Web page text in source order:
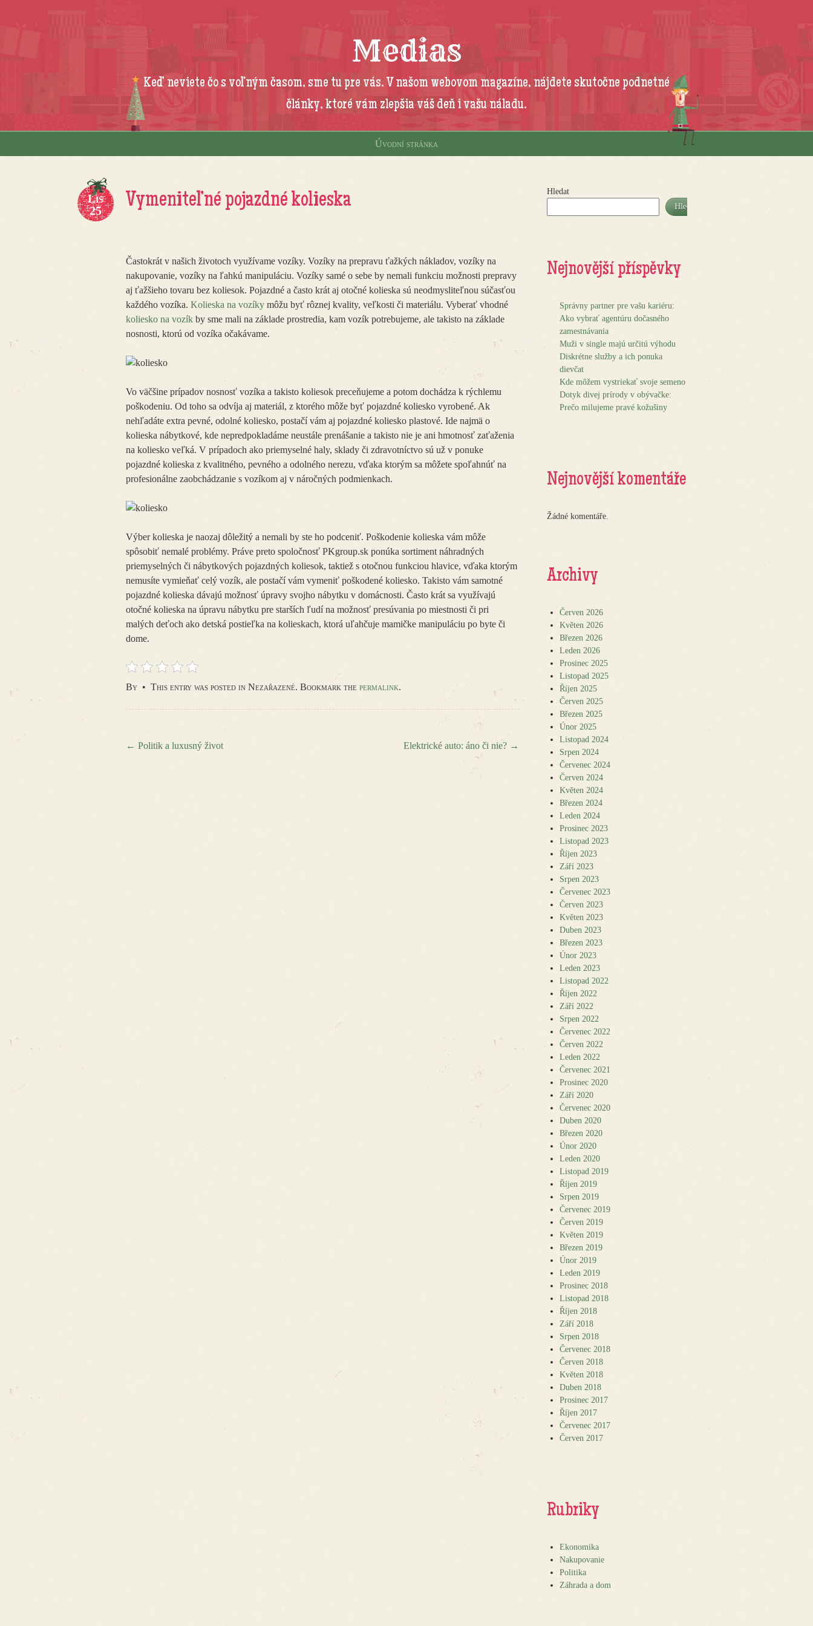
Medias
Keď neviete čo s voľným časom, sme tu pre vás. V našom webovom magazíne, nájdete skutočne podnetné
články, ktoré vám zlepšia váš deň i vašu náladu.
Úvodní stránka
Vymeniteľné pojazdné kolieska
Častokrát v našich životoch využívame vozíky. Vozíky na prepravu ťažkých nákladov, vozíky na
nakupovanie, vozíky na ľahkú manipuláciu. Vozíky samé o sebe by nemali funkciu možnosti prepravy
aj ťažšieho tovaru bez koliesok. Pojazdné a často krát aj otočné kolieska sú neodmysliteľnou súčasťou
každého vozíka. Kolieska na vozíky môžu byť rôznej kvality, veľkosti či materiálu. Vyberať vhodné
koliesko na vozík by sme mali na základe prostredia, kam vozík potrebujeme, ale takisto na základe
nosnosti, ktorú od vozíka očakávame.
Vo väčšine prípadov nosnosť vozíka a takisto koliesok preceňujeme a potom dochádza k rýchlemu
poškodeniu. Od toho sa odvíja aj materiál, z ktorého môže byť pojazdné koliesko vyrobené. Ak
nehľadáte extra pevné, odolné koliesko, postačí vám aj pojazdné koliesko plastové. Ide najmä o
kolieska nábytkové, kde nepredpokladáme neustále prenášanie a takisto nie je ani hmotnosť zaťaženia
na koliesko veľká. V prípadoch ako priemyselné haly, sklady či zdravotníctvo sú už v ponuke
pojazdné kolieska z kvalitného, pevného a odolného nerezu, vďaka ktorým sa môžete spoľahnúť na
profesionálne zaobchádzanie s vozíkom aj v náročných podmienkach.
Výber kolieska je naozaj dôležitý a nemali by ste ho podceniť. Poškodenie kolieska vám môže
spôsobiť nemalé problémy. Práve preto spoločnosť PKgroup.sk ponúka sortiment náhradných
priemyselných či nábytkových pojazdných koliesok, taktiež s otočnou funkciou hlavice, vďaka ktorým
nemusíte vymieňať celý vozík, ale postačí vám vymeniť poškodené koliesko. Takisto vám samotné
pojazdné kolieska dávajú možnosť úpravy svojho nábytku v domácnosti. Často krát sa využívajú
otočné kolieska na úpravu nábytku pre starších ľudí na možnosť presúvania po miestnosti či pri
malých deťoch ako detská postieľka na kolieskach, ktorá uľahčuje mamičke manipuláciu po byte či
dome.
Lis
25
By • This entry was posted in Nezařazené. Bookmark the permalink.
← Politik a luxusný život Elektrické auto: áno či nie? →
Hledat
Hledat
Nejnovější příspěvky
Správny partner pre vašu kariéru:
Ako vybrať agentúru dočasného
zamestnávania
Muži v single majú určitú výhodu
Diskrétne služby a ich ponuka
dievčat
Kde môžem vystriekať svoje semeno
Dotyk divej prírody v obývačke:
Prečo milujeme pravé kožušiny
Nejnovější komentáře
Žádné komentáře.
Archivy
Červen 2026
Květen 2026
Březen 2026
Leden 2026
Prosinec 2025
Listopad 2025
Říjen 2025
Červen 2025
Březen 2025
Únor 2025
Listopad 2024
Srpen 2024
Červenec 2024
Červen 2024
Květen 2024
Březen 2024
Leden 2024
Prosinec 2023
Listopad 2023
Říjen 2023
Září 2023
Srpen 2023
Červenec 2023
Červen 2023
Květen 2023
Duben 2023
Březen 2023
Únor 2023
Leden 2023
Listopad 2022
Říjen 2022
Září 2022
Srpen 2022
Červenec 2022
Červen 2022
Leden 2022
Červenec 2021
Prosinec 2020
Září 2020
Červenec 2020
Duben 2020
Březen 2020
Únor 2020
Leden 2020
Listopad 2019
Říjen 2019
Srpen 2019
Červenec 2019
Červen 2019
Květen 2019
Březen 2019
Únor 2019
Leden 2019
Prosinec 2018
Listopad 2018
Říjen 2018
Září 2018
Srpen 2018
Červenec 2018
Červen 2018
Květen 2018
Duben 2018
Prosinec 2017
Říjen 2017
Červenec 2017
Červen 2017
Rubriky
Ekonomika
Nakupovanie
Politika
Záhrada a dom